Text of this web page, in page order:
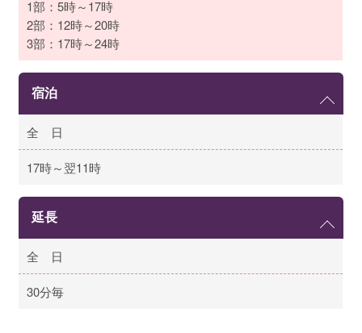
1部：5時～17時
2部：12時～20時
3部：17時～24時
宿泊
全 日
17時～翌11時
延長
全 日
30分毎